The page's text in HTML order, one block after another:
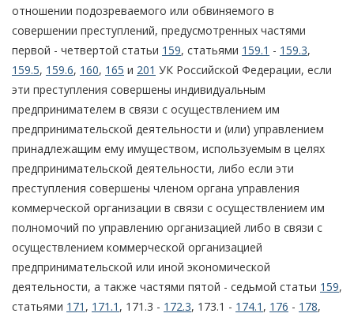
отношении подозреваемого или обвиняемого в
совершении преступлений, предусмотренных частями
первой - четвертой статьи 159, статьями 159.1 - 159.3,
159.5, 159.6, 160, 165 и 201 УК Российской Федерации, если
эти преступления совершены индивидуальным
предпринимателем в связи с осуществлением им
предпринимательской деятельности и (или) управлением
принадлежащим ему имуществом, используемым в целях
предпринимательской деятельности, либо если эти
преступления совершены членом органа управления
коммерческой организации в связи с осуществлением им
полномочий по управлению организацией либо в связи с
осуществлением коммерческой организацией
предпринимательской или иной экономической
деятельности, а также частями пятой - седьмой статьи 159,
статьями 171 , 171.1 , 171.3 - 172.3, 173.1 - 174.1 , 176 - 178,